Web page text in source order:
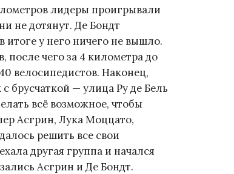
лидеры проигрывали
не дотянут. Де Бондт
итоге у него ничего не вышло.
после чего за 4 километра до
велосипедистов. Наконец,
брусчаткой — улица Ру де Бель
всё возможное, чтобы
Асгрин, Лука Моццато,
решить все свои
другая группа и начался
Асгрин и Де Бондт.